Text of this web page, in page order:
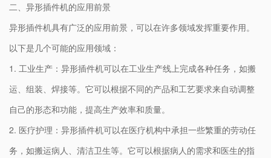
二、异形插件机的应用前景
异形插件机具有广泛的应用前景，可以在许多领域发挥重要作用。
以下是几个可能的应用领域：
1. 工业生产：异形插件机可以在工业生产线上完成各种任务，如搬
运、组装、焊接等。它可以根据不同的产品和工艺要求来自动调整
自己的形态和功能，提高生产效率和质量。
2. 医疗护理：异形插件机可以在医疗机构中承担一些繁重的劳动任
务，如搬运病人、清洁卫生等。它可以根据病人的需求和医生的指